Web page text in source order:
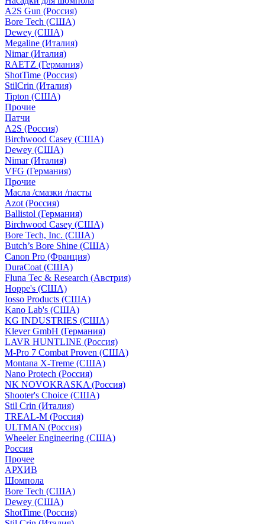
A2S Gun (Россия)
Bore Tech (США)
Dewey (США)
Megaline (Италия)
Nimar (Италия)
RAETZ (Германия)
ShotTime (Россия)
StilCrin (Италия)
Tipton (США)
Прочие
Патчи
A2S (Россия)
Birchwood Casey (США)
Dewey (США)
Nimar (Италия)
VFG (Германия)
Прочие
Масла /смазки /пасты
Azot (Россия)
Ballistol (Германия)
Birchwood Casey (США)
Bore Tech, Inc. (США)
Butch’s Bore Shine (СШA)
Canon Pro (Франция)
DuraCoat (США)
Fluna Tec & Research (Австрия)
Hoppe's (США)
Iosso Products (США)
Kano Lab's (США)
KG INDUSTRIES (США)
Klever GmbH (Германия)
LAVR HUNTLINE (Россия)
M-Pro 7 Combat Proven (СШA)
Montana X-Treme (США)
Nano Protech (Россия)
NK NOVOKRASKA (Россия)
Shooter's Choice (СШA)
Stil Crin (Италия)
TREAL-M (Россия)
ULTMAN (Россия)
Wheeler Engineering (СШA)
Россия
Прочее
АРХИВ
Шомпола
Bore Tech (США)
Dewey (США)
ShotTime (Россия)